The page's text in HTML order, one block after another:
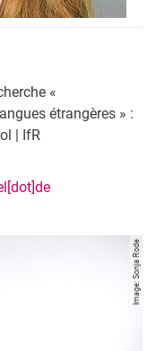
«
étrangères » :
| IfR
Image: Sonja Rode